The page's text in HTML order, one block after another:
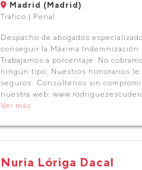
Madrid (Madrid)
Tráfico | Penal
Despacho de abogados
conseguir la Máxima
Trabajamos a porcentaje. No
ningún tipo. Nuestros honorarios le
seguros. Consúltenos sin
nuestra web:
Ver más
Nuria Lóriga Dacal